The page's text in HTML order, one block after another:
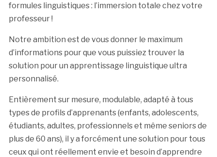
formules linguistiques : l’immersion totale chez votre
professeur !
Notre ambition est de vous donner le maximum
d’informations pour que vous puissiez trouver la
solution pour un apprentissage linguistique ultra
personnalisé.
Entièrement sur mesure, modulable, adapté à tous
types de profils d’apprenants (enfants, adolescents,
étudiants, adultes, professionnels et même seniors de
plus de 60 ans), il y a forcément une solution pour tous
ceux qui ont réellement envie et besoin d’apprendre